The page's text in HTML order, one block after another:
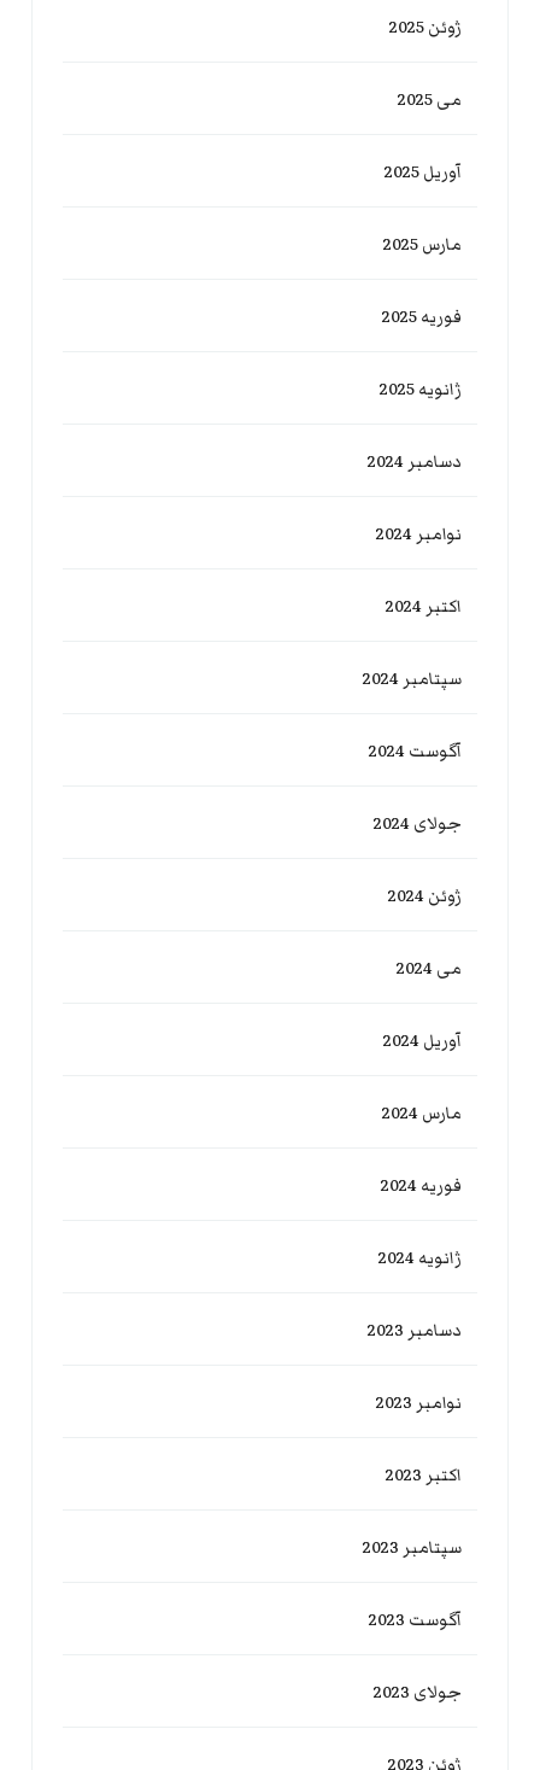
ژوئن 2025
می 2025
آوریل 2025
مارس 2025
فوریه 2025
ژانویه 2025
دسامبر 2024
نوامبر 2024
اکتبر 2024
سپتامبر 2024
آگوست 2024
جولای 2024
ژوئن 2024
می 2024
آوریل 2024
مارس 2024
فوریه 2024
ژانویه 2024
دسامبر 2023
نوامبر 2023
اکتبر 2023
سپتامبر 2023
آگوست 2023
جولای 2023